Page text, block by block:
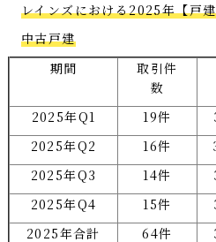
レインズにおける2025年【戸
中古戸建
期間
取引件
数
2025年Q1 19件
2025年Q2
16件
2025年Q3
14件
2025年Q4
15件
2025年合計
64件